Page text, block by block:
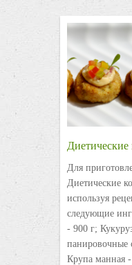
Диетические
Для
Диетические
используя
следующие
- 900 г;
панировочные
Крупа манная